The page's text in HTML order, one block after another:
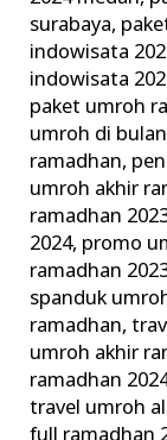
surabaya,
indowisata
indowisata
paket umroh
umroh di
ramadhan,
umroh akhir
ramadhan
2024, promo
ramadhan
spanduk
ramadhan,
umroh akhir
ramadhan
travel umroh